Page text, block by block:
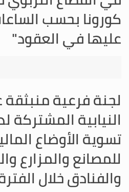
كورونا بحسب
عليها في العقود"
لجنة فرعية منبثقة
النيابية
تسوية الأوضاع
للمصانع والمزارع
والفنادق خلال